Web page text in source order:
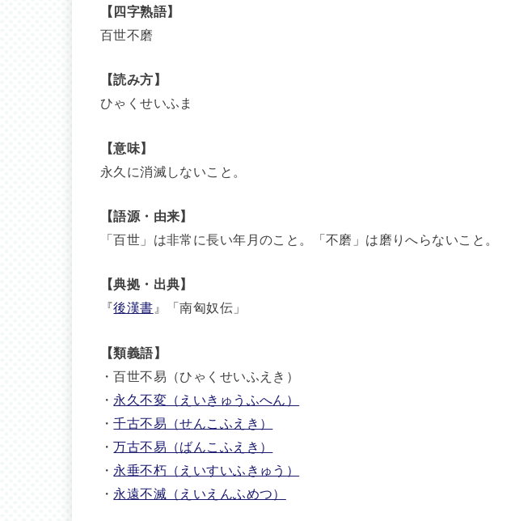
【四字熟語】
百世不磨
【読み方】
ひゃくせいふま
【意味】
永久に消滅しないこと。
【語源・由来】
「百世」は非常に長い年月のこと。「不磨」は磨りへらないこと。
【典拠・出典】
『後漢書 』「南匈奴伝」
【類義語】
・百世不易（ひゃくせいふえき）
・ 永久不変（えいきゅうふへん）
・千古不易（せんこふえき）
・万古不易（ばんこふえき）
・ 永垂不朽（えいすいふきゅう）
・ 永遠不滅（えいえんふめつ）